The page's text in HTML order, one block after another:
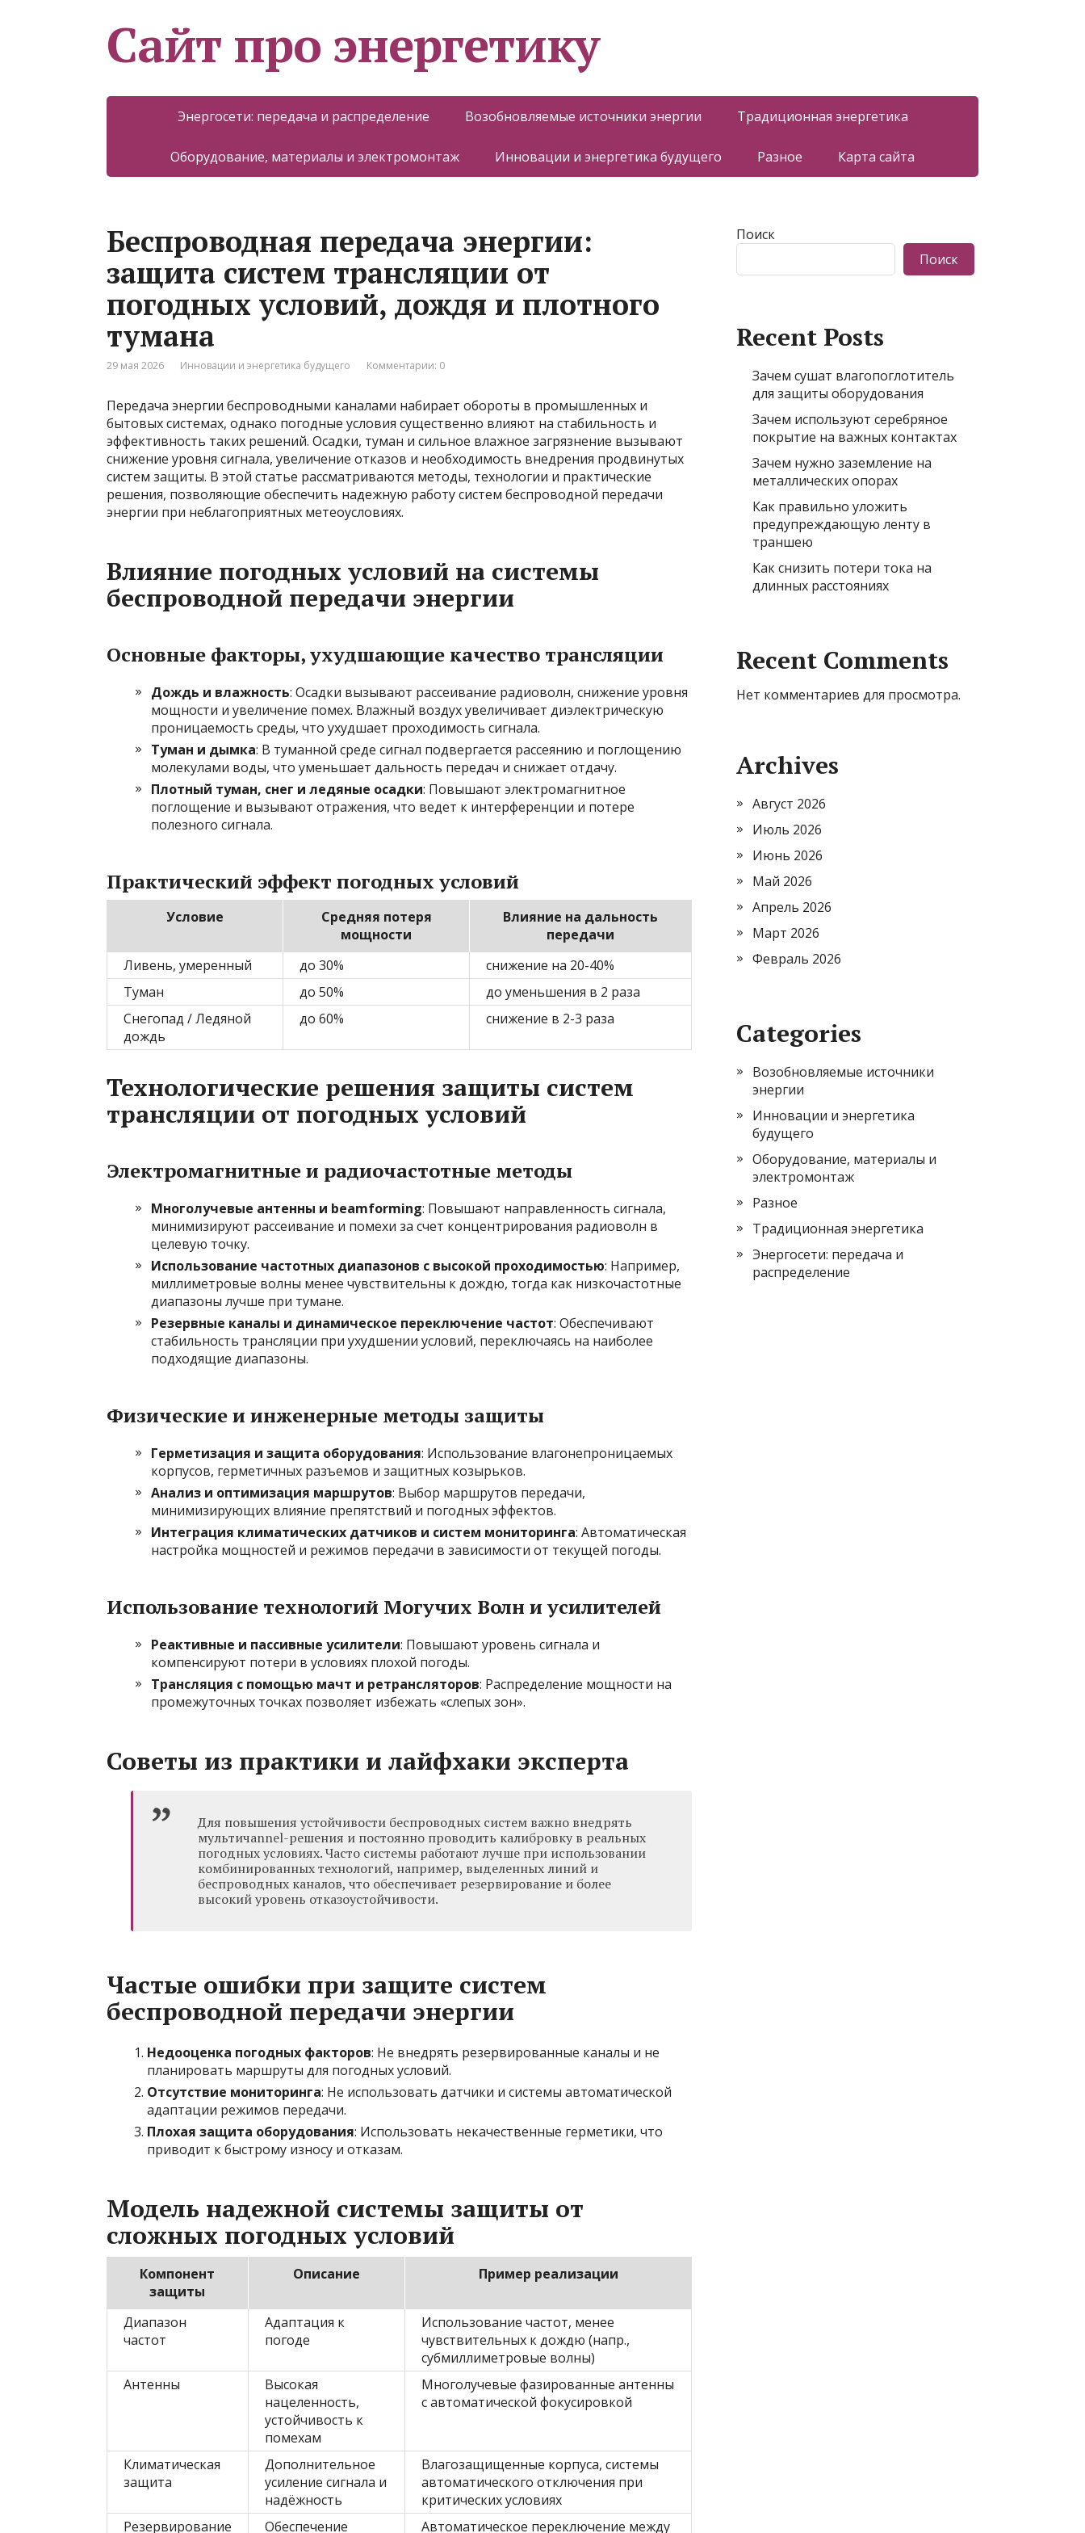
Сайт про энергетику
Энергосети: передача и распределение Возобновляемые источники энергии Традиционная энергетика
Оборудование, материалы и электромонтаж Инновации и энергетика будущего Разное Карта сайта
Беспроводная передача энергии:
защита систем трансляции от
погодных условий, дождя и плотного
тумана
29 мая 2026 Инновации и энергетика будущего Комментарии: 0
Передача энергии беспроводными каналами набирает обороты в промышленных и
бытовых системах, однако погодные условия существенно влияют на стабильность и
эффективность таких решений. Осадки, туман и сильное влажное загрязнение вызывают
снижение уровня сигнала, увеличение отказов и необходимость внедрения продвинутых
систем защиты. В этой статье рассматриваются методы, технологии и практические
решения, позволяющие обеспечить надежную работу систем беспроводной передачи
энергии при неблагоприятных метеоусловиях.
Влияние погодных условий на системы
беспроводной передачи энергии
Основные факторы, ухудшающие качество трансляции
Дождь и влажность: Осадки вызывают рассеивание радиоволн, снижение уровня
мощности и увеличение помех. Влажный воздух увеличивает диэлектрическую
проницаемость среды, что ухудшает проходимость сигнала.
Туман и дымка: В туманной среде сигнал подвергается рассеянию и поглощению
молекулами воды, что уменьшает дальность передач и снижает отдачу.
Плотный туман, снег и ледяные осадки: Повышают электромагнитное
поглощение и вызывают отражения, что ведет к интерференции и потере
полезного сигнала.
Практический эффект погодных условий
Условие
Средняя потеря
мощности
Влияние на дальность
передачи
Ливень, умеренный
до 30%
снижение на 20-40%
Туман
до 50%
до уменьшения в 2 раза
Снегопад / Ледяной
дождь
до 60% снижение в 2-3 раза
Технологические решения защиты систем
трансляции от погодных условий
Электромагнитные и радиочастотные методы
Многолучевые антенны и beamforming: Повышают направленность сигнала,
минимизируют рассеивание и помехи за счет концентрирования радиоволн в
целевую точку.
Использование частотных диапазонов с высокой проходимостью: Например,
миллиметровые волны менее чувствительны к дождю, тогда как низкочастотные
диапазоны лучше при тумане.
Резервные каналы и динамическое переключение частот: Обеспечивают
стабильность трансляции при ухудшении условий, переключаясь на наиболее
подходящие диапазоны.
Физические и инженерные методы защиты
Герметизация и защита оборудования: Использование влагонепроницаемых
корпусов, герметичных разъемов и защитных козырьков.
Анализ и оптимизация маршрутов: Выбор маршрутов передачи,
минимизирующих влияние препятствий и погодных эффектов.
Интеграция климатических датчиков и систем мониторинга: Автоматическая
настройка мощностей и режимов передачи в зависимости от текущей погоды.
Использование технологий Могучих Волн и усилителей
Реактивные и пассивные усилители: Повышают уровень сигнала и
компенсируют потери в условиях плохой погоды.
Трансляция с помощью мачт и ретрансляторов: Распределение мощности на
промежуточных точках позволяет избежать «слепых зон».
Советы из практики и лайфхаки эксперта
Для повышения устойчивости беспроводных систем важно внедрять
мультичannel-решения и постоянно проводить калибровку в реальных
погодных условиях. Часто системы работают лучше при использовании
комбинированных технологий, например, выделенных линий и
беспроводных каналов, что обеспечивает резервирование и более
высокий уровень отказоустойчивости.
Частые ошибки при защите систем
беспроводной передачи энергии
Недооценка погодных факторов: Не внедрять резервированные каналы и не
планировать маршруты для погодных условий.
Отсутствие мониторинга: Не использовать датчики и системы автоматической
адаптации режимов передачи.
Плохая защита оборудования: Использовать некачественные герметики, что
приводит к быстрому износу и отказам.
Модель надежной системы защиты от
сложных погодных условий
Компонент
защиты
Описание Пример реализации
Диапазон
частот
Адаптация к
погоде
Использование частот, менее
чувствительных к дождю (напр.,
субмиллиметровые волны)
Антенны
Высокая
нацеленность,
устойчивость к
помехам
Многолучевые фазированные антенны
с автоматической фокусировкой
Климатическая
защита
Дополнительное
усиление сигнала и
надёжность
Влагозащищенные корпуса, системы
автоматического отключения при
критических условиях
Резервирование
Обеспечение
Автоматическое переключение между
Поиск
Поиск
Recent Posts
Зачем сушат влагопоглотитель
для защиты оборудования
Зачем используют серебряное
покрытие на важных контактах
Зачем нужно заземление на
металлических опорах
Как правильно уложить
предупреждающую ленту в
траншею
Как снизить потери тока на
длинных расстояниях
Recent Comments
Нет комментариев для просмотра.
Archives
Август 2026
Июль 2026
Июнь 2026
Май 2026
Апрель 2026
Март 2026
Февраль 2026
Categories
Возобновляемые источники
энергии
Инновации и энергетика
будущего
Оборудование, материалы и
электромонтаж
Разное
Традиционная энергетика
Энергосети: передача и
распределение